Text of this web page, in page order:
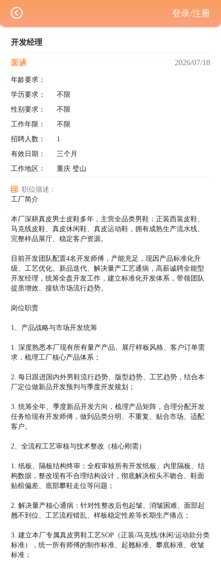
开发经理
面谈 2026/07/18
年龄要求：
学历要求：
不限
性别要求：
不限
工作年限：
不限
招聘人数：
1
有效日期：
三个月
工作地区：
重庆 璧山
职位描述：
工厂简介
本厂深耕真皮男士皮鞋多年，主营全品类男鞋：正装西装皮鞋、
马克线皮鞋、真皮休闲鞋、真皮运动鞋，拥有成熟生产流水线、
完整样品展厅、稳定客户资源。
目前开发团队配置4名开发师傅，产能充足，现因产品标准化升
级、工艺优化、新品迭代、解决量产工艺通病，高薪诚聘全能型
开发经理，统筹全盘开发工作，建立标准化开发体系，带领团队
提质增效、接轨市场流行趋势。
岗位职责
1、产品战略与市场开发统筹
1. 深度熟悉本厂现有所有量产产品、展厅样板风格、客户订单需
求，梳理工厂核心产品体系；
2. 每日跟进国内外男鞋流行趋势、版型趋势、工艺趋势，结合本
厂定位做新品开发预判与季度开发规划；
3. 统筹全年、季度新品开发方向，梳理产品矩阵，合理分配开发
任务给现有开发师傅，做到品类分明、不重复、贴合市场、适配
客户。
2、全流程工艺审核与技术整改（核心刚需）
1. 纸板、隔板结构终审：全权审核所有开发纸板、内里隔板、结
构数据，整改现有不合理结构设计，彻底解决楦头不吻合、鞋面
贴楦偏差、底部攀鞋走位等问题；
2. 解决量产核心通病：针对性整改后包起皱、消皱困难、面部起
翘不到位、工艺流程错乱、样板稳定性差等长期生产痛点；
3. 建立本厂专属真皮男鞋工艺SOP（正装/马克线/休闲/运动款分类
标准），统一所有师傅的制作标准、起翘标准、攀底标准、收皱
标准；
登录/注册